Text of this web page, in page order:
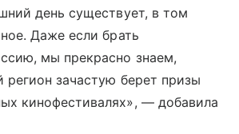
день существует, в том
Даже если брать
мы прекрасно знаем,
регион зачастую берет призы
кинофестивалях», — добавила